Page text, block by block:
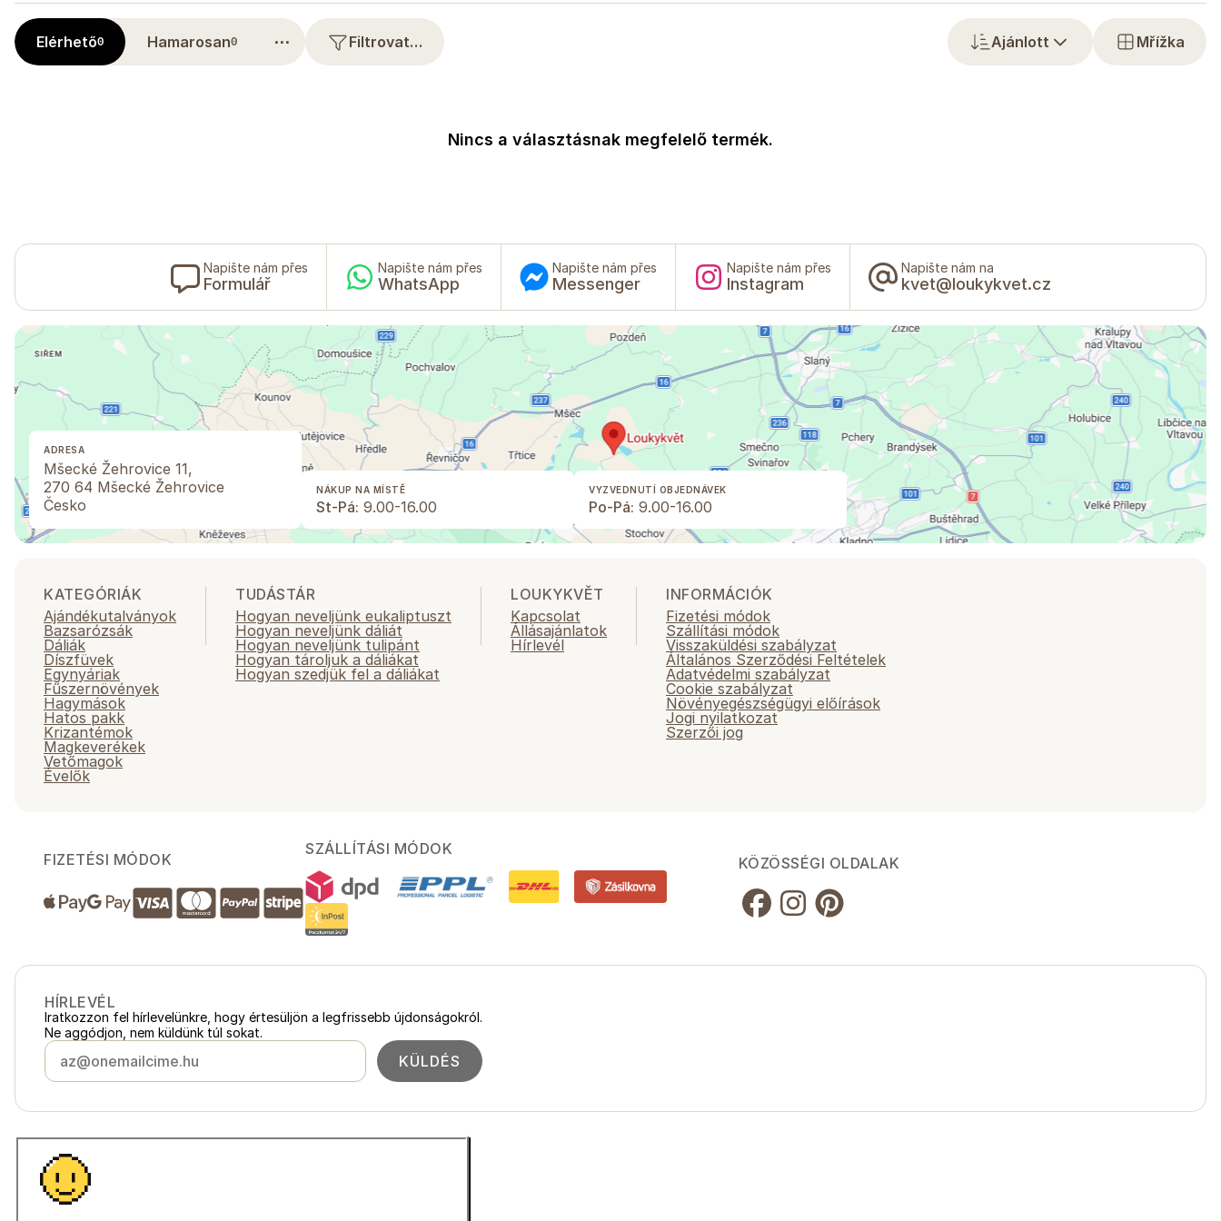
Elérhető0 Hamarosan0 ⋯ Filtrovat… Ajánlott Mřížka
Nincs a választásnak megfelelő termék.
Napište nám přes
Formulář
Napište nám přes
WhatsApp
Napište nám přes
Messenger
Napište nám přes
Instagram
Napište nám na
kvet@loukykvet.cz
ADRESA
Mšecké Žehrovice 11,
270 64 Mšecké Žehrovice
Česko
NÁKUP NA MÍSTĚ
St-Pá: 9.00-16.00
VYZVEDNUTÍ OBJEDNÁVEK
Po-Pá: 9.00-16.00
KATEGÓRIÁK
Ajándékutalványok
Bazsarózsák
Dáliák
Díszfüvek
Egynyáriak
Fűszernövények
Hagymások
Hatos pakk
Krizantémok
Magkeverékek
Vetőmagok
Évelők
TUDÁSTÁR
Hogyan neveljünk eukaliptuszt
Hogyan neveljünk dáliát
Hogyan neveljünk tulipánt
Hogyan tároljuk a dáliákat
Hogyan szedjük fel a dáliákat
LOUKYKVĚT
Kapcsolat
Állásajánlatok
Hírlevél
INFORMÁCIÓK
Fizetési módok
Szállítási módok
Visszaküldési szabályzat
Általános Szerződési Feltételek
Adatvédelmi szabályzat
Cookie szabályzat
Növényegészségügyi előírások
Jogi nyilatkozat
Szerzői jog
FIZETÉSI MÓDOK
SZÁLLÍTÁSI MÓDOK
KÖZÖSSÉGI OLDALAK
HÍRLEVÉL
Iratkozzon fel hírlevelünkre, hogy értesüljön a legfrissebb újdonságokról.
Ne aggódjon, nem küldünk túl sokat.
KÜLDÉS
Magyarország
Česko loukykvet.cz
Slovensko
© 2016 →